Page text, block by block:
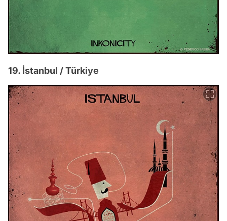
19. İstanbul / Türkiye